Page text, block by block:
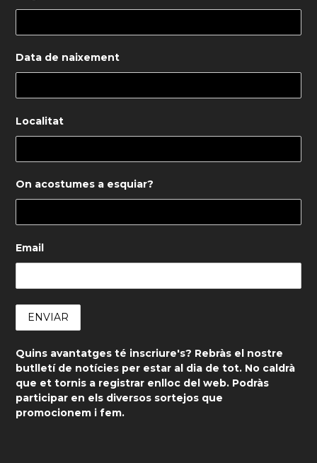
Data de naixement
Localitat
On acostumes a esquiar?
Email
Quins avantatges té inscriure's? Rebràs el nostre
butlletí de notícies per estar al dia de tot. No caldrà
que et tornis a registrar enlloc del web. Podràs
participar en els diversos sortejos que
promocionem i fem.